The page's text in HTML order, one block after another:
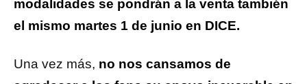
modalidades se pondrán a la venta también
el mismo martes 1 de junio en DICE.
Una vez más, no nos cansamos de